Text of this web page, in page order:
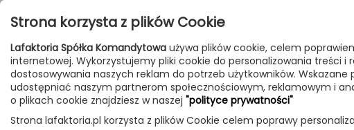
Przejdź do treści
Poniedziałek - Piątek 10:00-18:00
Sobota 10:00-14:00
HOME LAMPY MEBLE DODATKI
Strona korzysta z plików Cookie
Lafaktoria Spółka Komandytowa używa plików cookie, celem
internetowej. Wykorzystujemy pliki cookie do personalizowania treści i
dostosowywania naszych reklam do potrzeb użytkowników.
udostępniać naszym partnerom społecznościowym, reklamowym i
o plikach cookie znajdziesz w naszej "polityce prywatności"
Strona lafaktoria.pl korzysta z plików Cookie celem poprawy